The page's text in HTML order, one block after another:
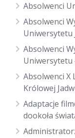
Absolwenci
Absolwenci
Uniwersytetu
Absolwenci
Uniwersytetu
Absolwenci X
Królowej
Adaptacje
dookoła